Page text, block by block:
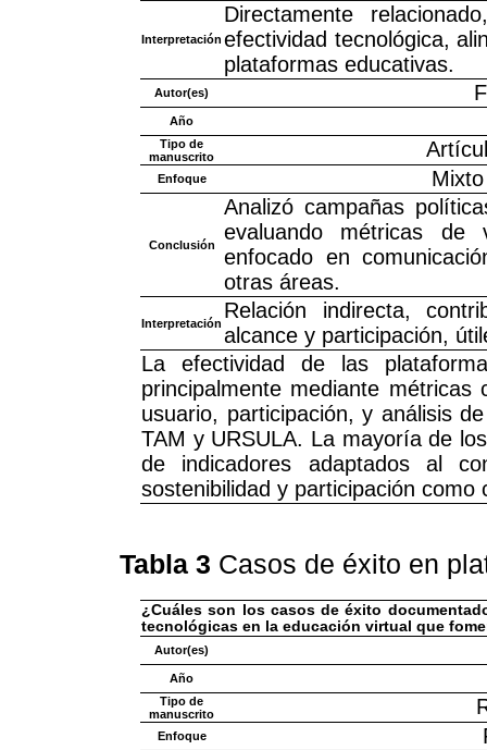
Interpretación
Directamente
efectividad tecnológica,
plataformas educativas.
Autor(es)
Año
Tipo de
manuscrito
Enfoque
Conclusión
Analizó campañas
evaluando métricas de
enfocado en
otras áreas.
Interpretación
Relación indirecta,
alcance y participación,
La efectividad de las
principalmente mediante
usuario, participación, y análisis
TAM y URSULA. La mayoría de
de indicadores adaptados al
sostenibilidad y participación como
Tabla 3 Casos de éxito en
¿Cuáles son los casos de éxito
tecnológicas en la educación virtual que
Autor(es)
Año
Tipo de
manuscrito
Enfoque